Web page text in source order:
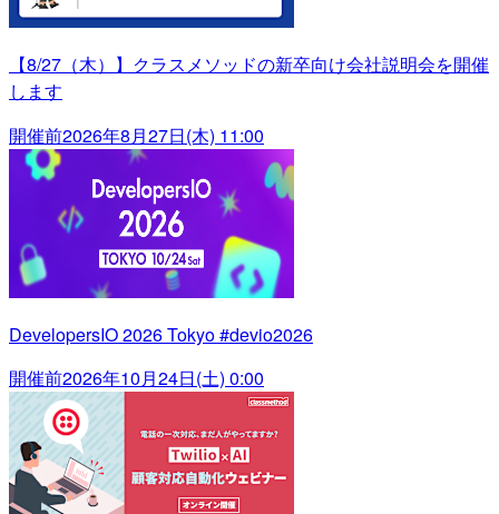
【8/27（木）】クラスメソッドの新卒向け会社説明会を開催
します
開催前2026年8月27日(木) 11:00
DevelopersIO 2026 Tokyo #devio2026
開催前2026年10月24日(土) 0:00